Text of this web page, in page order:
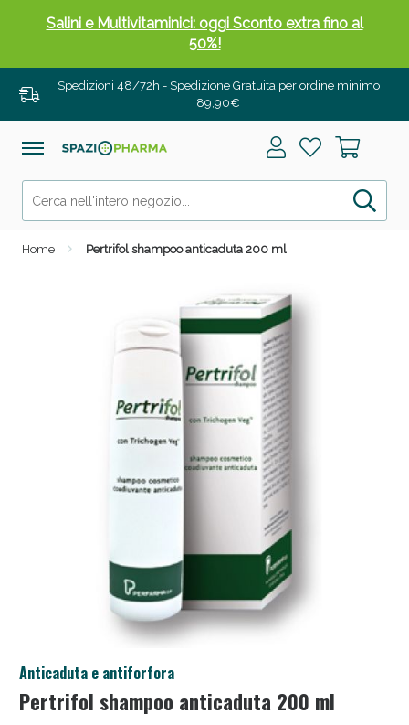
Spedizioni 48/72h - Spedizione Gratuita per ordine minimo
89,90€
Home Pertrifol shampoo anticaduta 200 ml
Anticaduta e antiforfora
Pertrifol shampoo anticaduta 200 ml
Salini e Multivitaminici: oggi Sconto extra fino al
50%!
Anticellulite e Fanghi: Sconto fino al 40% valido
oggi!
Anticellulite e Fanghi: Sconto fino al 40% valido